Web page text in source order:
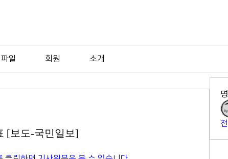
파일 회원 소개
[보도-국민일보]
명